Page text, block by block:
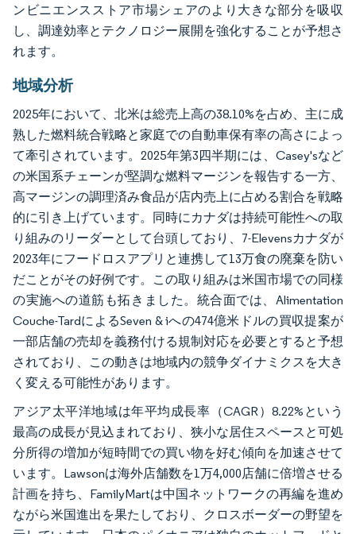
ンビニエンスストア市場シェアのより大きな部分を吸収
し、調達効率とテクノロジー展開を強化することが予想さ
れます。
地域分析
2025年において、北米は総売上高の38.10%を占め、主に成
熟した燃料統合戦略と家庭での自動車保有率の高さによっ
て牽引されています。2025年第3四半期には、Casey'sなど
の米国系チェーンが堅調な燃料マージンを報告する一方、
高マージンの調理済み食品が店内売上に占める割合を戦略
的に引き上げています。同時にカナダは持続可能性への取
り組みのリーダーとして台頭しており、7-Elevensカナダが
2023年にフードロスアプリと連携して13万食の廃棄を防い
だことがその好例です。この取り組みは米国市場での同様
の実施への道筋も拓きました。統合面では、Alimentation
Couche-TardによるSeven & iへの474億米ドルの買収提案が
一部店舗の売却を義務付ける規制対応を必要とすると予想
されており、この動きは地域内の競争ダイナミクスを大き
く変える可能性があります。
アジア太平洋地域は年平均成長率（CAGR）8.22%という
最高の成長が見込まれており、狭小な居住スペースと可処
分所得の増加が短時間での買い物を好む傾向を加速させて
います。Lawsonは海外店舗数を1万4,000店舗に倍増させる
計画を持ち、FamilyMartは中国ネットワークの再編を進め
ながら米国進出を果たしており、クロスボーダーの野望を